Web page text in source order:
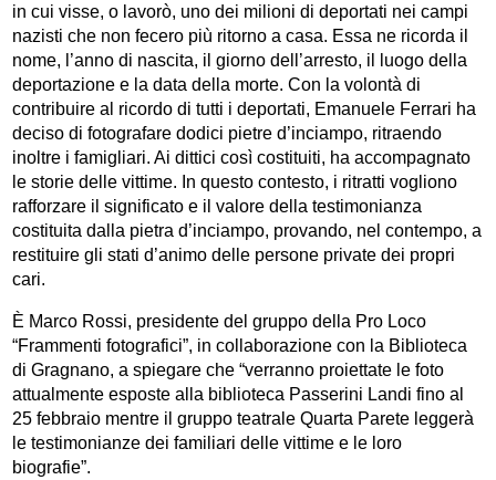
in cui visse, o lavorò, uno dei milioni di deportati nei campi
nazisti che non fecero più ritorno a casa. Essa ne ricorda il
nome, l’anno di nascita, il giorno dell’arresto, il luogo della
deportazione e la data della morte. Con la volontà di
contribuire al ricordo di tutti i deportati, Emanuele Ferrari ha
deciso di fotografare dodici pietre d’inciampo, ritraendo
inoltre i famigliari. Ai dittici così costituiti, ha accompagnato
le storie delle vittime. In questo contesto, i ritratti vogliono
rafforzare il significato e il valore della testimonianza
costituita dalla pietra d’inciampo, provando, nel contempo, a
restituire gli stati d’animo delle persone private dei propri
cari.
È Marco Rossi, presidente del gruppo della Pro Loco
“Frammenti fotografici”, in collaborazione con la Biblioteca
di Gragnano, a spiegare che “verranno proiettate le foto
attualmente esposte alla biblioteca Passerini Landi fino al
25 febbraio mentre il gruppo teatrale Quarta Parete leggerà
le testimonianze dei familiari delle vittime e le loro
biografie”.